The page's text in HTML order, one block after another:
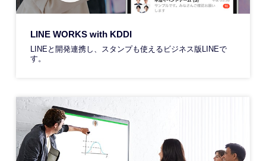
LINE WORKS with KDDI
LINEと開発連携し、スタンプも使えるビジネス版LINEで
す。